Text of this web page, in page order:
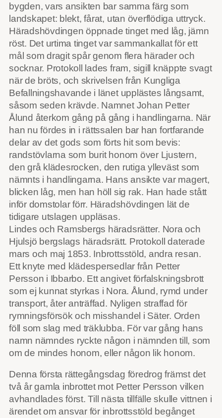
bygden, vars ansikten bar samma färg som
landskapet: blekt, fårat, utan överflödiga uttryck.
Häradshövdingen öppnade tinget med låg, jämn
röst. Det urtima tinget var sammankallat för ett
mål som dragit spår genom flera härader och
socknar. Protokoll lades fram, sigill knäppte svagt
när de bröts, och skrivelsen från Kungliga
Befallningshavande i länet upplästes långsamt,
såsom seden krävde. Namnet Johan Petter
Ålund återkom gång på gång i handlingarna. När
han nu fördes in i rättssalen bar han fortfarande
delar av det gods som förts hit som bevis:
randstövlarna som burit honom över Ljustern,
den grå klädesrocken, den rutiga ylleväst som
nämnts i handlingarna. Hans ansikte var magert,
blicken låg, men han höll sig rak. Han hade stått
inför domstolar förr. Häradshövdingen lät de
tidigare utslagen uppläsas.
Lindes och Ramsbergs häradsrätter. Nora och
Hjulsjö bergslags häradsrätt. Protokoll daterade
mars och maj 1853. Inbrottsstöld, andra resan.
Ett knyte med klädespersedlar från Petter
Persson i Ibbarbo. Ett angivet förfalskningsbrott
som ej kunnat styrkas i Nora. Ålund, rymd under
transport, åter anträffad. Nyligen straffad för
rymningsförsök och misshandel i Säter. Orden
föll som slag med träklubba. För var gång hans
namn nämndes ryckte någon i nämnden till, som
om de mindes honom, eller någon lik honom.
Denna första rättegångsdag föredrog främst det
två år gamla inbrottet mot Petter Persson vilken
avhandlades först. Till nästa tillfälle skulle vittnen i
ärendet om ansvar för inbrottsstöld begånget